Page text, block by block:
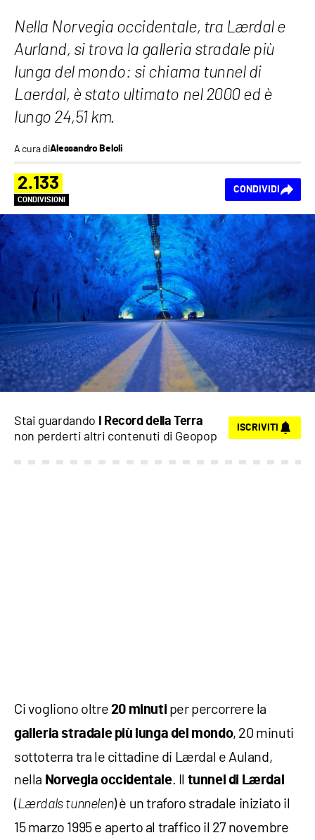
Nella Norvegia occidentale, tra Lærdal e
Aurland, si trova la galleria stradale più
lunga del mondo: si chiama tunnel di
Laerdal, è stato ultimato nel 2000 ed è
lungo 24,51 km.
A cura diAlessandro Beloli
2.133
CONDIVISIONI
CONDIVIDI
Stai guardando I Record della Terra
non perderti altri contenuti di Geopop ISCRIVITI
Ci vogliono oltre 20 minuti per percorrere la
galleria stradale più lunga del mondo, 20 minuti
sottoterra tra le cittadine di Lærdal e Auland,
nella Norvegia occidentale. Il tunnel di Lærdal
(Lærdals tunnelen) è un traforo stradale iniziato il
15 marzo 1995 e aperto al traffico il 27 novembre